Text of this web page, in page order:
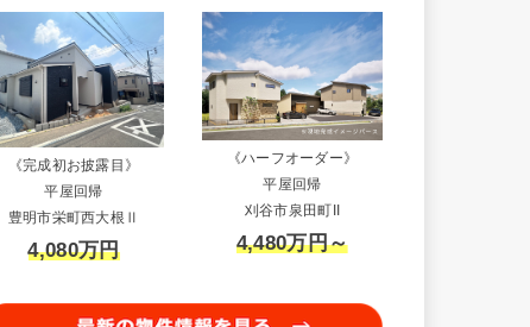
《完成初お披露目》
平屋回帰
豊明市栄町西大根Ⅱ
4,080万円
《ハーフオーダー》
平屋回帰
刈谷市泉田町II
4,480万円～